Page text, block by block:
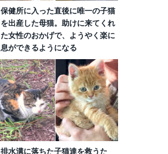
保健所に入った直後に唯一の子猫
を出産した母猫。助けに来てくれ
た女性のおかげで、ようやく楽に
息ができるようになる
排水溝に落ちた子猫達を救うた